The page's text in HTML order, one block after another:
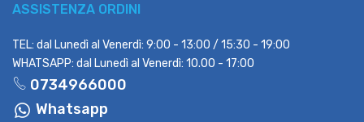
ASSISTENZA ORDINI
TEL: dal Lunedì al Venerdì: 9:00 - 13:00 / 15:30 - 19:00
WHATSAPP: dal Lunedì al Venerdì: 10.00 - 17:00
0734966000
Whatsapp